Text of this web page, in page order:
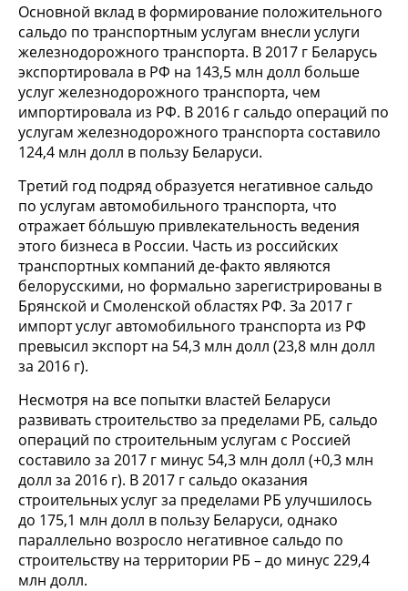
Основной вклад в формирование положительного
сальдо по транспортным услугам внесли услуги
железнодорожного транспорта. В 2017 г Беларусь
экспортировала в РФ на 143,5 млн долл больше
услуг железнодорожного транспорта, чем
импортировала из РФ. В 2016 г сальдо операций по
услугам железнодорожного транспорта составило
124,4 млн долл в пользу Беларуси.
Третий год подряд образуется негативное сальдо
по услугам автомобильного транспорта, что
отражает бóльшую привлекательность ведения
этого бизнеса в России. Часть из российских
транспортных компаний де-факто являются
белорусскими, но формально зарегистрированы в
Брянской и Смоленской областях РФ. За 2017 г
импорт услуг автомобильного транспорта из РФ
превысил экспорт на 54,3 млн долл (23,8 млн долл
за 2016 г).
Несмотря на все попытки властей Беларуси
развивать строительство за пределами РБ, сальдо
операций по строительным услугам с Россией
составило за 2017 г минус 54,3 млн долл (+0,3 млн
долл за 2016 г). В 2017 г сальдо оказания
строительных услуг за пределами РБ улучшилось
до 175,1 млн долл в пользу Беларуси, однако
параллельно возросло негативное сальдо по
строительству на территории РБ – до минус 229,4
млн долл.